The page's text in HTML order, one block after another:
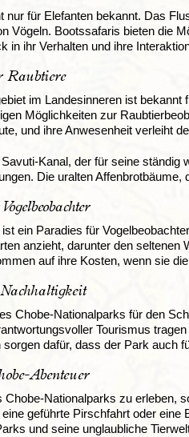
nur für Elefanten bekannt. Das
Vögeln. Bootssafaris bieten die
in ihr Verhalten und ihre
Raubtiere
im Landesinneren ist bekannt
Möglichkeiten zur
und ihre Anwesenheit verleiht
Kanal, der für seine
Die uralten
ein Paradies für
anzieht, darunter den
auf ihre Kosten, wenn sie
Chobe-Nationalparks für den
Tourismus
sorgen dafür, dass der Park auch
Abenteuer
Chobe-Nationalparks zu erleben,
geführte Pirschfahrt oder
und seine unglaubliche